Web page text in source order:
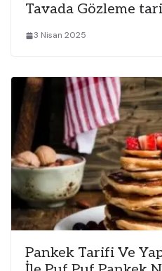
Tavada Gözleme
3 Nisan 2025
Pankek Tarifi Ve